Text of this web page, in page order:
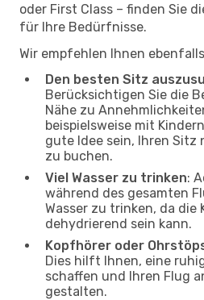
oder First Class – finden Sie
für Ihre Bedürfnisse.
Wir empfehlen Ihnen
Den besten Sitz
Berücksichtigen Sie die
Nähe zu
beispielsweise mit
gute Idee sein, Ihren Sitz
zu buchen.
Viel Wasser zu trinken:
während des gesamten
Wasser zu trinken, da die
dehydrierend sein kann.
Kopfhörer oder
Dies hilft Ihnen, eine
schaffen und Ihren Flug
gestalten.